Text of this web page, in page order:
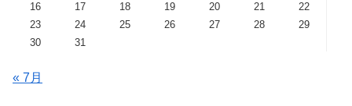
16
17 18 19 20 21
22
23
24 25 26 27 28
29
30
31
« 7月